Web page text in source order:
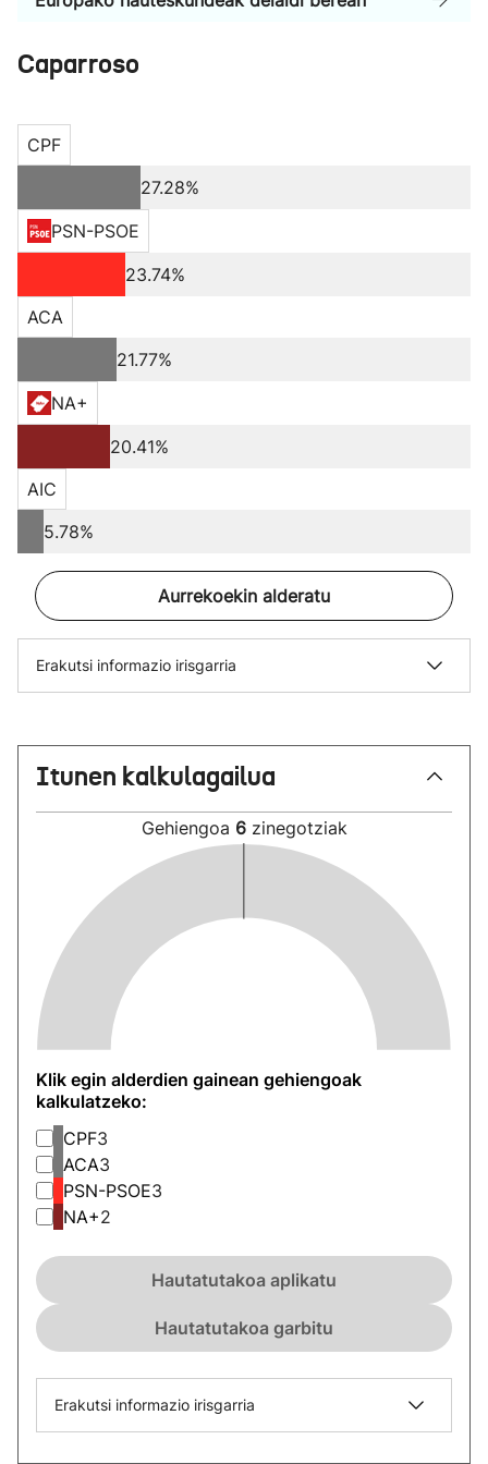
Caparroso
CPF
27.28%
PSN-PSOE
23.74%
ACA
21.77%
NA+
20.41%
AIC
5.78%
Aurrekoekin alderatu
Erakutsi informazio irisgarria
Itunen kalkulagailua
Gehiengoa 6 zinegotziak
Klik egin alderdien gainean gehiengoak
kalkulatzeko:
CPF3
ACA3
PSN-PSOE3
NA+2
Hautatutakoa aplikatu
Hautatutakoa garbitu
Erakutsi informazio irisgarria